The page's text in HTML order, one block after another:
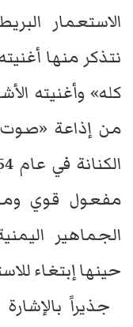
الاستعمار
نتذكر منها
كله» وأغنيته
من إذاعة «صوت
مفعول قوي
الجماهير
حينها إبتغاء
جذيراً